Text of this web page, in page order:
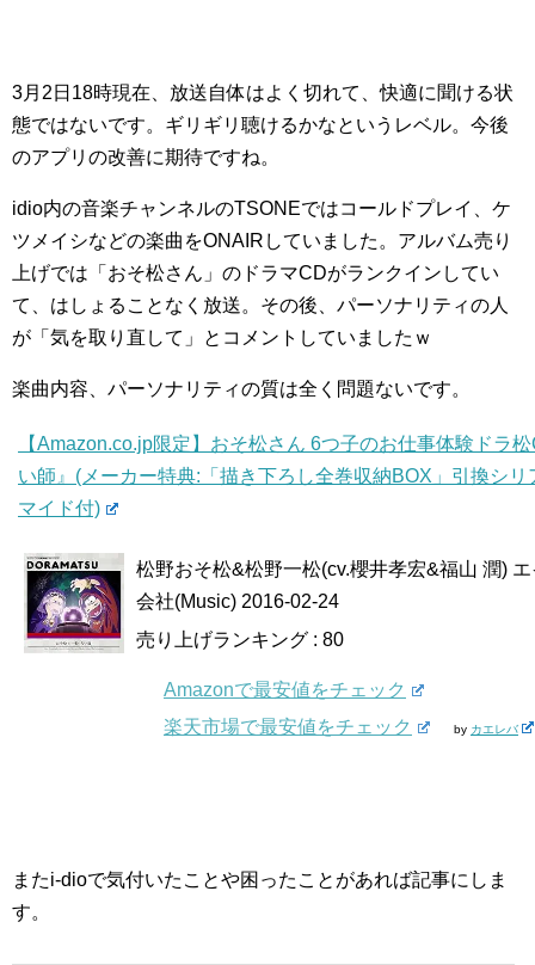
3月2日18時現在、放送自体はよく切れて、快適に聞ける状
態ではないです。ギリギリ聴けるかなというレベル。今後
のアプリの改善に期待ですね。
idio内の音楽チャンネルのTSONEではコールドプレイ、ケ
ツメイシなどの楽曲をONAIRしていました。アルバム売り
上げでは「おそ松さん」のドラマCDがランクインしてい
て、はしょることなく放送。その後、パーソナリティの人
が「気を取り直して」とコメントしていましたｗ
楽曲内容、パーソナリティの質は全く問題ないです。
【Amazon.co.jp限定】おそ松さん 6つ子のお仕事体験ドラ
い師』(メーカー特典:「描き下ろし全巻収納BOX」引換シ
マイド付)
松野おそ松&松野一松(cv.櫻井孝宏&福山 潤)
会社(Music) 2016-02-24
売り上げランキング : 80
Amazonで最安値をチェック
楽天市場で最安値をチェック
by カエレバ
またi-dioで気付いたことや困ったことがあれば記事にしま
す。